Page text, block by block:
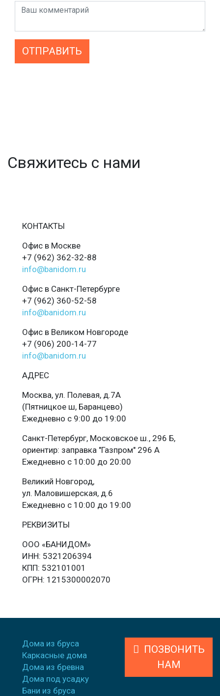
ОТПРАВИТЬ
Свяжитесь с нами
КОНТАКТЫ
Офис в Москве
+7 (962) 362-32-88
info@banidom.ru
Офис в Санкт-Петербурге
+7 (962) 360-52-58
info@banidom.ru
Офис в Великом Новгороде
+7 (906) 200-14-77
info@banidom.ru
АДРЕС
Москва, ул. Полевая, д.7А
(Пятницкое ш, Баранцево)
Ежедневно с 9:00 до 19:00
Санкт-Петербург, Московское ш., 296 Б,
ориентир: заправка "Газпром" 296 А
Ежедневно с 10:00 до 20:00
Великий Новгород,
ул. Маловишерская, д.6
Ежедневно с 10:00 до 19:00
РЕКВИЗИТЫ
ООО «БАНИДОМ»
ИНН: 5321206394
КПП: 532101001
ОГРН: 1215300002070
Дома из бруса
Каркасные дома
Дома из бревна
Дома под усадку
Бани из бруса
ПОЗВОНИТЬ
НАМ